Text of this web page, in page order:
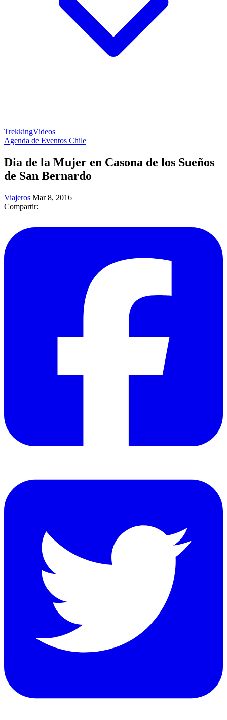
TrekkingVideos
Agenda de Eventos Chile
Dia de la Mujer en Casona de los Sueños
de San Bernardo
Viajeros Mar 8, 2016
Compartir: